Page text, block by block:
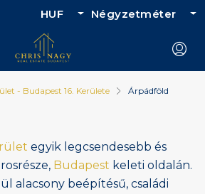
HUF Négyzetméter
- Budapest 16. Kerülete Árpádföld
egyik legcsendesebb és
Budapest keleti oldalán.
alacsony beépítésű, családi